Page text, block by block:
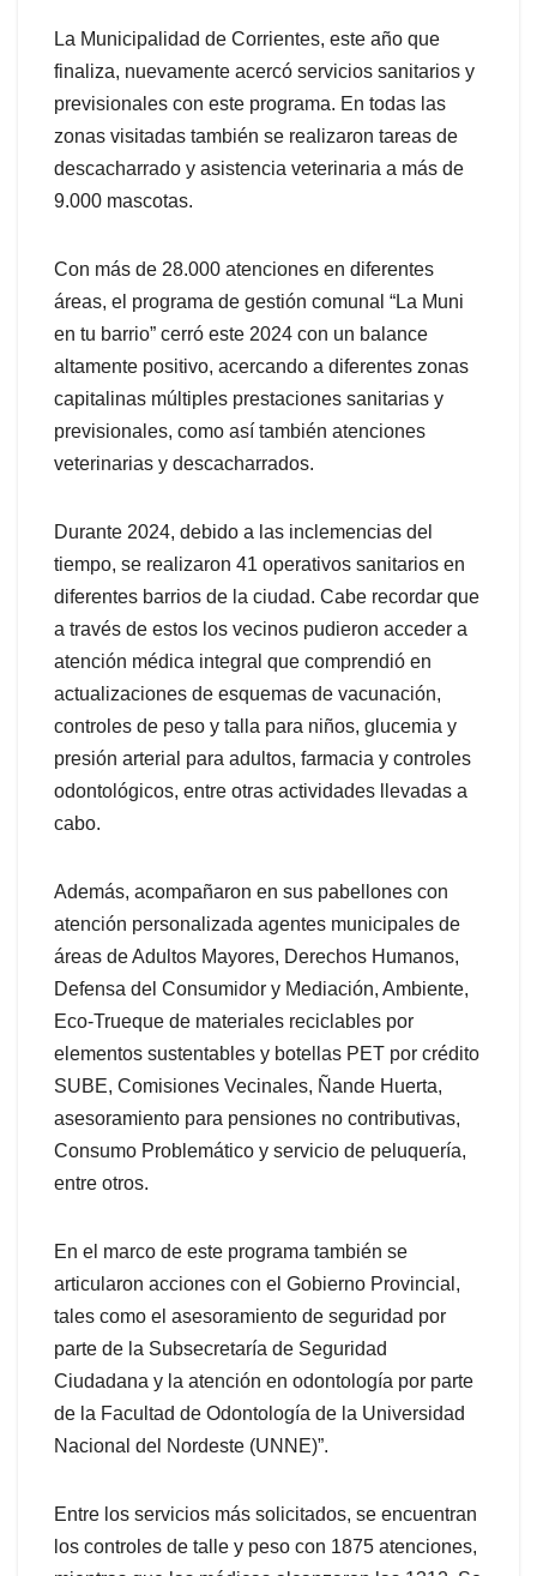
La Municipalidad de Corrientes, este año que
finaliza, nuevamente acercó servicios sanitarios y
previsionales con este programa. En todas las
zonas visitadas también se realizaron tareas de
descacharrado y asistencia veterinaria a más de
9.000 mascotas.
Con más de 28.000 atenciones en diferentes
áreas, el programa de gestión comunal “La Muni
en tu barrio” cerró este 2024 con un balance
altamente positivo, acercando a diferentes zonas
capitalinas múltiples prestaciones sanitarias y
previsionales, como así también atenciones
veterinarias y descacharrados.
Durante 2024, debido a las inclemencias del
tiempo, se realizaron 41 operativos sanitarios en
diferentes barrios de la ciudad. Cabe recordar que
a través de estos los vecinos pudieron acceder a
atención médica integral que comprendió en
actualizaciones de esquemas de vacunación,
controles de peso y talla para niños, glucemia y
presión arterial para adultos, farmacia y controles
odontológicos, entre otras actividades llevadas a
cabo.
Además, acompañaron en sus pabellones con
atención personalizada agentes municipales de
áreas de Adultos Mayores, Derechos Humanos,
Defensa del Consumidor y Mediación, Ambiente,
Eco-Trueque de materiales reciclables por
elementos sustentables y botellas PET por crédito
SUBE, Comisiones Vecinales, Ñande Huerta,
asesoramiento para pensiones no contributivas,
Consumo Problemático y servicio de peluquería,
entre otros.
En el marco de este programa también se
articularon acciones con el Gobierno Provincial,
tales como el asesoramiento de seguridad por
parte de la Subsecretaría de Seguridad
Ciudadana y la atención en odontología por parte
de la Facultad de Odontología de la Universidad
Nacional del Nordeste (UNNE)”.
Entre los servicios más solicitados, se encuentran
los controles de talle y peso con 1875 atenciones,